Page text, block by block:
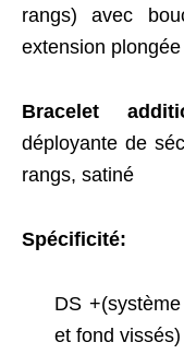
rangs) avec
extension plongée
Bracelet
déployante de
rangs, satiné
Spécificité:
DS
et fond vissés)